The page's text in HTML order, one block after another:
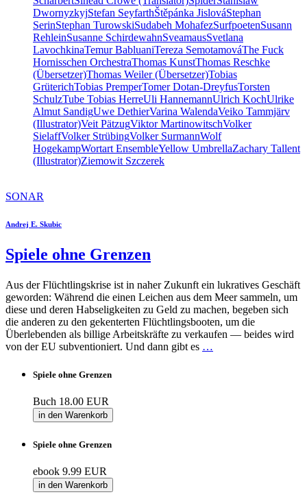
DwornyzkyjStefan SeyfarthŠtěpánka JislováStephan
SerinStephan TurowskiSudabeh MohafezSurfpoetenSusann
RehleinSusanne SchirdewahnSveamausSvetlana
LavochkinaTemur BabluaniTereza SemotamováThe Fuck
Hornisschen OrchestraThomas KunstThomas Reschke
(Übersetzer)Thomas Weiler (Übersetzer)Tobias
GrüterichTobias PremperTomer Dotan-DreyfusTorsten
SchulzTube Tobias HerreUli HannemannUlrich KochUlrike
Almut SandigUwe DethierVarina WalendaVeiko Tammjärv
(Illustrator)Veit PätzugViktor MartinowitschVolker
SielaffVolker StrübingVolker SurmannWolf
HogekampWortart EnsembleYellow UmbrellaZachary Tallent
(Illustrator)Ziemowit Szczerek
SONAR
Andrej E. Skubic
Spiele ohne Grenzen
Aus der Flüchtlingskrise ist in naher Zukunft ein lukratives Geschäft
geworden: Während die einen Leichen aus dem Meer sammeln, um
diese und deren Habseligkeiten zu Geld zu machen, begeben sich
die anderen zu den gekenterten Flüchtlingsbooten, um die
Überlebenden als billige Arbeitskräfte zu verkaufen — beides wird
von der EU subventioniert. Und dann gibt es …
Spiele ohne Grenzen
Buch 18.00 EUR
in den Warenkorb
Spiele ohne Grenzen
ebook 9.99 EUR
in den Warenkorb